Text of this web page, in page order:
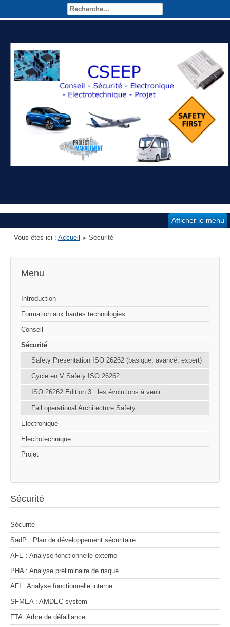
Afficher le menu
Vous êtes ici : Accueil Sécurité
Menu
Introduction
Formation aux hautes technologies
Conseil
Sécurité
Safety Presentation ISO 26262 (basique, avancé, expert)
Cycle en V Safety ISO 26262
ISO 26262 Edition 3 : les évolutions à venir
Fail operational Architecture Safety
Electronique
Electrotechnique
Projet
Sécurité
Sécurité
SadP : Plan de développement sécuritaire
AFE : Analyse fonctionnelle externe
PHA : Analyse préliminaire de risque
AFI : Analyse fonctionnelle interne
SFMEA : AMDEC system
FTA: Arbre de défaillance